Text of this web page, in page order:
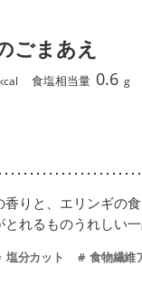
ごまあえ
kcal 食塩相当量 0.6 g
りと、エリンギの
れるものうれしい一
塩分カット 食物繊維